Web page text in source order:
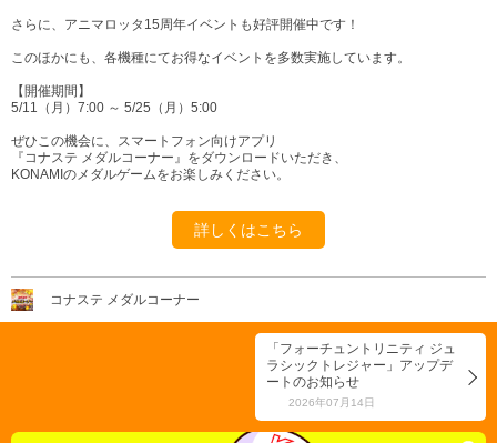
さらに、アニマロッタ15周年イベントも好評開催中です！
このほかにも、各機種にてお得なイベントを多数実施しています。
【開催期間】
5/11（月）7:00 ～ 5/25（月）5:00
ぜひこの機会に、スマートフォン向けアプリ
『コナステ メダルコーナー』をダウンロードいただき、
KONAMIのメダルゲームをお楽しみください。
詳しくはこちら
コナステ メダルコーナー
「フォーチュントリニティ ジュ
ラシックトレジャー」アップデ
ートのお知らせ
2026年07月14日